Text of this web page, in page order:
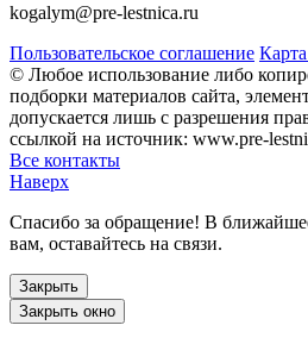
kogalym@pre-lestnica.ru
Пользовательское соглашение
© Любое использование либо
подборки материалов сайта,
допускается лишь с разрешения
ссылкой на источник: www.pre-
Все контакты
Наверх
Спасибо за обращение! В
вам, оставайтесь на связи.
Закрыть
Закрыть окно